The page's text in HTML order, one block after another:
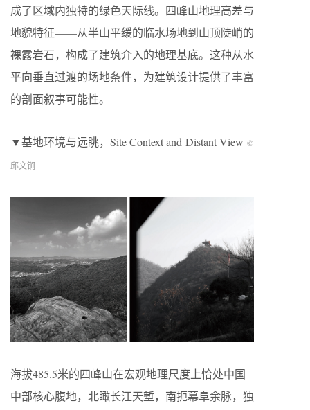
成了区域内独特的绿色天际线。四峰山地理高差与
地貌特征——从半山平缓的临水场地到山顶陡峭的
裸露岩石，构成了建筑介入的地理基底。这种从水
平向垂直过渡的场地条件，为建筑设计提供了丰富
的剖面叙事可能性。
▼基地环境与远眺，Site Context and Distant View ©
邱文锏
海拔485.5米的四峰山在宏观地理尺度上恰处中国
中部核心腹地，北瞰长江天堑，南扼幕阜余脉，独